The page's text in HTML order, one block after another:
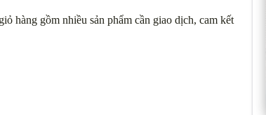
hàng gồm nhiều sản phẩm cần giao dịch, cam kết